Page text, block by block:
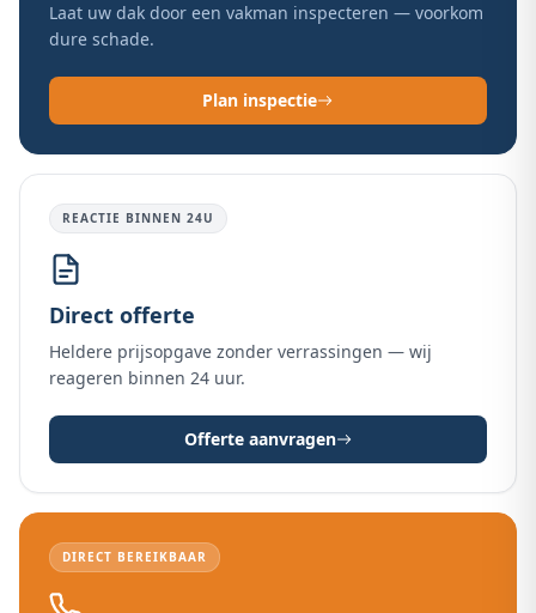
Laat uw dak door een vakman inspecteren — voorkom
dure schade.
Plan inspectie
REACTIE BINNEN 24U
Direct offerte
Heldere prijsopgave zonder verrassingen — wij
reageren binnen 24 uur.
Offerte aanvragen
DIRECT BEREIKBAAR